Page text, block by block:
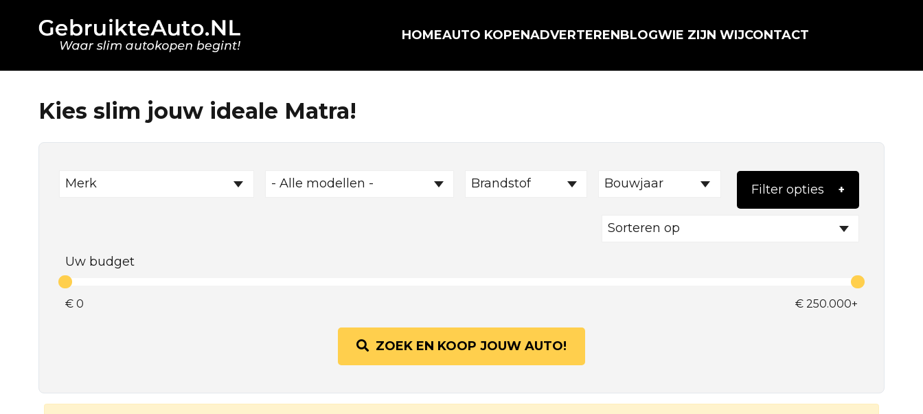
HOMEAUTO KOPENADVERTERENBLOGWIE ZIJN WIJCONTACT
Kies slim jouw ideale Matra!
Merk - Alle modellen - Brandstof Bouwjaar Filter opties
Sorteren op
Uw budget
€ 0 € 250.000+
ZOEK EN KOOP JOUW AUTO!